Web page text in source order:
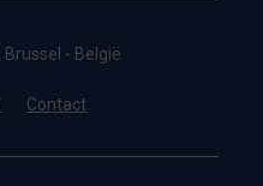
Brussel - België
Contact